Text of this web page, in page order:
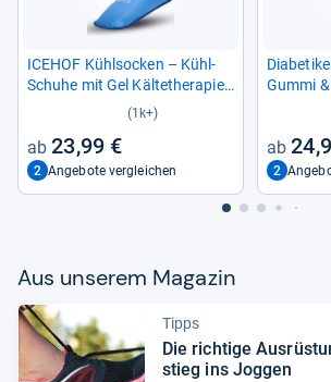
ICE­HOF Kühl­so­cken – Kühl-​
Schuhe mit Gel Käl­te­the­ra­pie
für Schmerz­lin­de­rung
(1k+)
23,99 €
2 Angebote vergleichen
Gummi
2
Aus unse­rem Maga­zin
Tipps
Die rich­tige
stieg ins Jog­gen